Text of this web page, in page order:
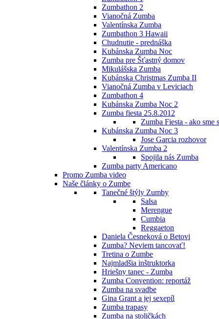
Zumbathon 2
Vianočná Zumba
Valentínska Zumba
Zumbathon 3 Hawaii
Chudnutie - prednáška
Kubánska Zumba Noc
Zumba pre Šťastný domov
Mikulášska Zumba
Kubánska Christmas Zumba II
Vianočná Zumba v Leviciach
Zumbathon 4
Kubánska Zumba Noc 2
Zumba fiesta 25.8.2012
Zumba Fiesta - ako sme
Kubánska Zumba Noc 3
Jose Garcia rozhovor
Valentínska Zumba 2
Spojila nás Zumba
Zumba party Americano
Promo Zumba video
Naše články o Zumbe
Tanečné štýly Zumby
Salsa
Merengue
Cumbia
Reggaeton
Daniela Česneková o Betovi
Zumba? Neviem tancovať!
Tretina o Zumbe
Najmladšia inštruktorka
Hriešny tanec - Zumba
Zumba Convention: reportáž
Zumba na svadbe
Gina Grant a jej sexepíl
Zumba trapasy
Zumba na stoličkách